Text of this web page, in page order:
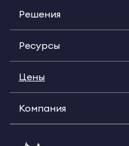
Решения
Ресурсы
Цены
Компания